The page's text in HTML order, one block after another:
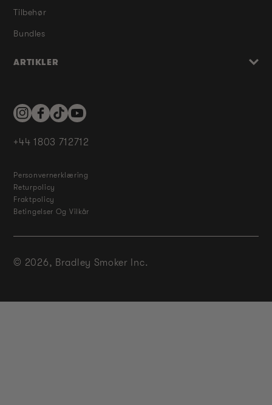
Tilbehør
Bundles
ARTIKLER
InstagramFacebookTikTokYouTube
+44 1803 712712
Personvernerklæring
Returpolicy
Fraktpolicy
Betingelser Og Vilkår
© 2026, Bradley Smoker Inc.